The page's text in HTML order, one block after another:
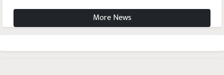
More News